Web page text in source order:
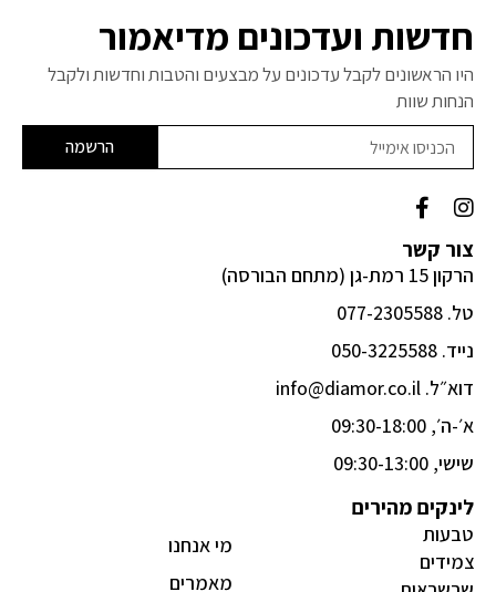
חדשות ועדכונים מדיאמור
היו הראשונים לקבל עדכונים על מבצעים והטבות וחדשות ולקבל
הנחות שוות
הרשמה
F
a
c
e
b
o
o
k
f
I
n
s
t
a
g
r
a
צור קשר
הרקון 15 רמת-גן (מתחם הבורסה)
טל. 077-2305588
נייד. 050-3225588
דוא״ל. info@diamor.co.il
א׳-ה׳, 09:30-18:00
שישי, 09:30-13:00
מי אנחנו
מאמרים
לינקים מהירים
טבעות
צמידים